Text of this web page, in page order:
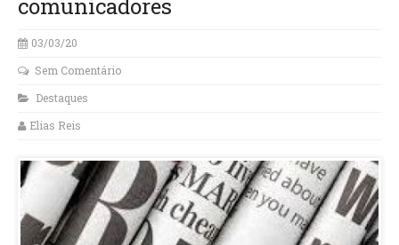
comunicadores
03/03/20
Sem Comentário
Destaques
Elias Reis